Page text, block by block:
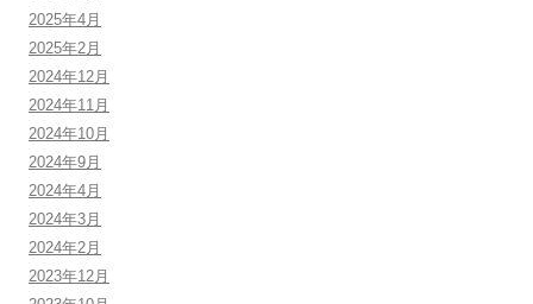
2025年4月
2025年2月
2024年12月
2024年11月
2024年10月
2024年9月
2024年4月
2024年3月
2024年2月
2023年12月